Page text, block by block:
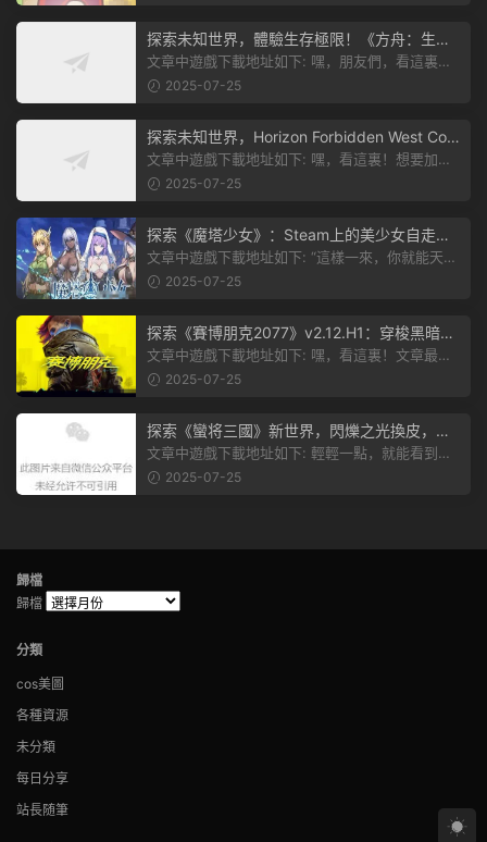
探索未知世界，體驗生存極限！《方舟：生存
飛升》v38.9中文版全新升級！
文章中遊戲下載地址如下: 嘿，朋友們，看這裏！
《方舟：生存飛升》這個遊戲超火...
2025-07-25
探索未知世界，Horizon Forbidden West Com
plete Edition正式發布！
文章中遊戲下載地址如下: 嘿，看這裏！想要加入
遊戲資源分享群，就點文章最後那...
2025-07-25
探索《魔塔少女》：Steam上的美少女自走
棋，戰鬥與策略的雙重盛宴！
文章中遊戲下載地址如下: “這樣一來，你就能天天
2025-07-25
探索《賽博朋克2077》v2.12.H1：穿梭黑暗都
市，感受未來世界的震撼
文章中遊戲下載地址如下: 嘿，看這裏！文章最後
有個圖片，點一下就能加入我們的...
2025-07-25
探索《蠻将三國》新世界，閃爍之光換皮，共
赴手遊盛宴！
文章中遊戲下載地址如下: 輕輕一點，就能看到原
文。 滑動一下屏幕，就能看到...
2025-07-25
歸檔
歸檔
分類
cos美圖
各種資源
未分類
每日分享
站長随筆